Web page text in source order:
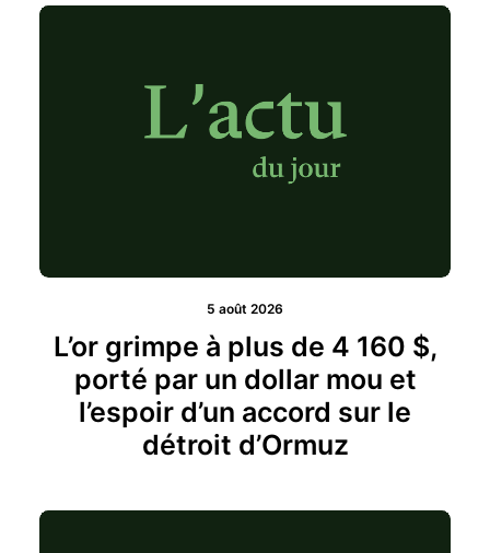
5 août 2026
L’or grimpe à plus de 4 160 $,
porté par un dollar mou et
l’espoir d’un accord sur le
détroit d’Ormuz